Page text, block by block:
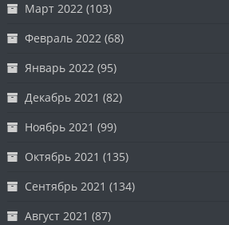
Март 2022 (103)
Февраль 2022 (68)
Январь 2022 (95)
Декабрь 2021 (82)
Ноябрь 2021 (99)
Октябрь 2021 (135)
Сентябрь 2021 (134)
Август 2021 (87)